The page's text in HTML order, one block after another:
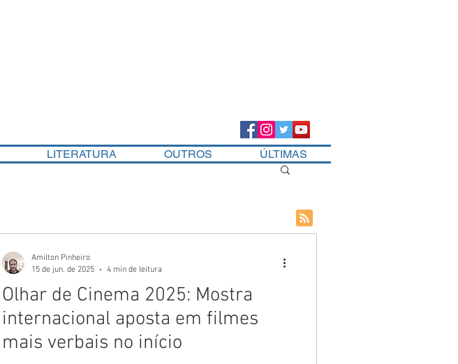
LITERATURA OUTROS ÚLTIMAS
Olhar de Cinema 2025: Mostra
internacional aposta em filmes
mais verbais no início
Amilton Pinheiro
15 de jun. de 2025
4 min de leitura